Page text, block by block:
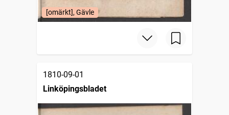
[omärkt], Gävle
1810-09-01
Linköpingsbladet